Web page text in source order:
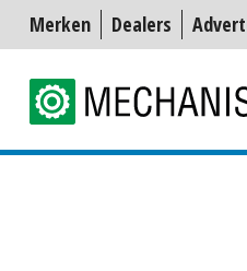
Merken Dealers